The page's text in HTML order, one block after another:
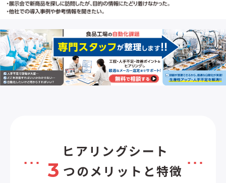
作することができます。 とくに傷がつき易
するエンドエフェクタの実績も豊富に持っ
ています。 ３．センシング技術力を使う理
由 大量のワークがコンベア上を不均一の
向きで流れてきますので、 ２Dビジョン
センサで、ワークの輪郭を認識し、中心を
狙って、ピッキングします。 当社は、個体
ベラー ロボットアプリケーションは、高
度なセンシング技術を基に確立したアプ
リケーションです。 従来のラベラーではラ
ベルを貼り付けることができなかった不
ヒアリングシート
3 つのメリットと特徴